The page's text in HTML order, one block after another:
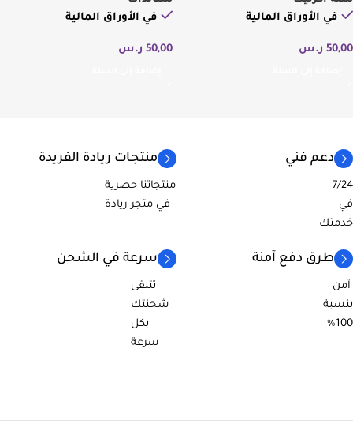
في الأوراق المالية
50,00 ر.س
في الأوراق المالية
50,00 ر.س
دعم فني
7/24
في
خدمتك
منتجات ريادة الفريدة
منتجاتنا حصرية
في متجر ريادة
طرق دفع آمنة
آمن
بنسبة
100%
سرعة في الشحن
تتلقى
شحنتك
بكل
سرعة